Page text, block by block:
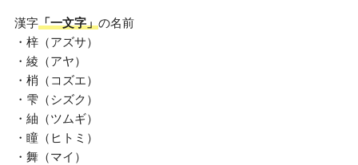
漢字「一文字」の名前
・梓（アズサ）
・綾（アヤ）
・梢（コズエ）
・雫（シズク）
・紬（ツムギ）
・瞳（ヒトミ）
・舞（マイ）